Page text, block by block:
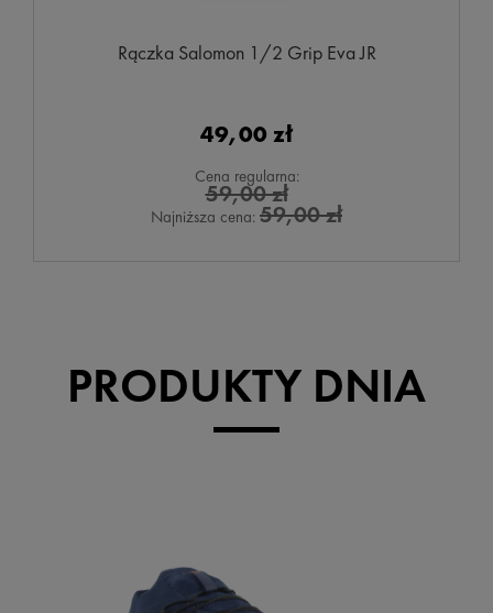
Rączka Salomon 1/2 Grip Eva JR
49,00 zł
Cena regularna:
59,00 zł
Najniższa cena: 59,00 zł
PRODUKTY DNIA